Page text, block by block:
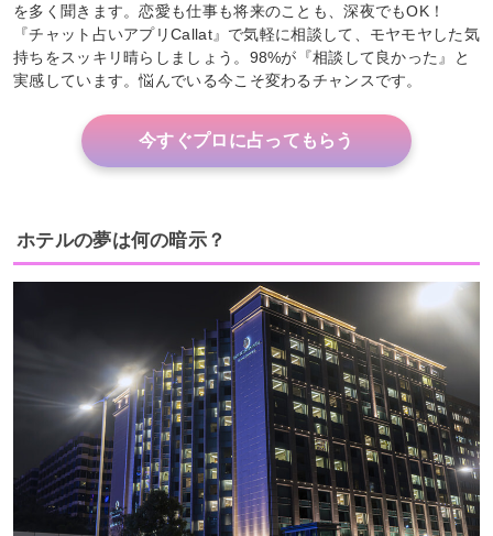
を多く聞きます。恋愛も仕事も将来のことも、深夜でもOK！
『チャット占いアプリCallat』で気軽に相談して、モヤモヤした気
持ちをスッキリ晴らしましょう。98%が『相談して良かった』と
実感しています。悩んでいる今こそ変わるチャンスです。
今すぐプロに占ってもらう
ホテルの夢は何の暗示？